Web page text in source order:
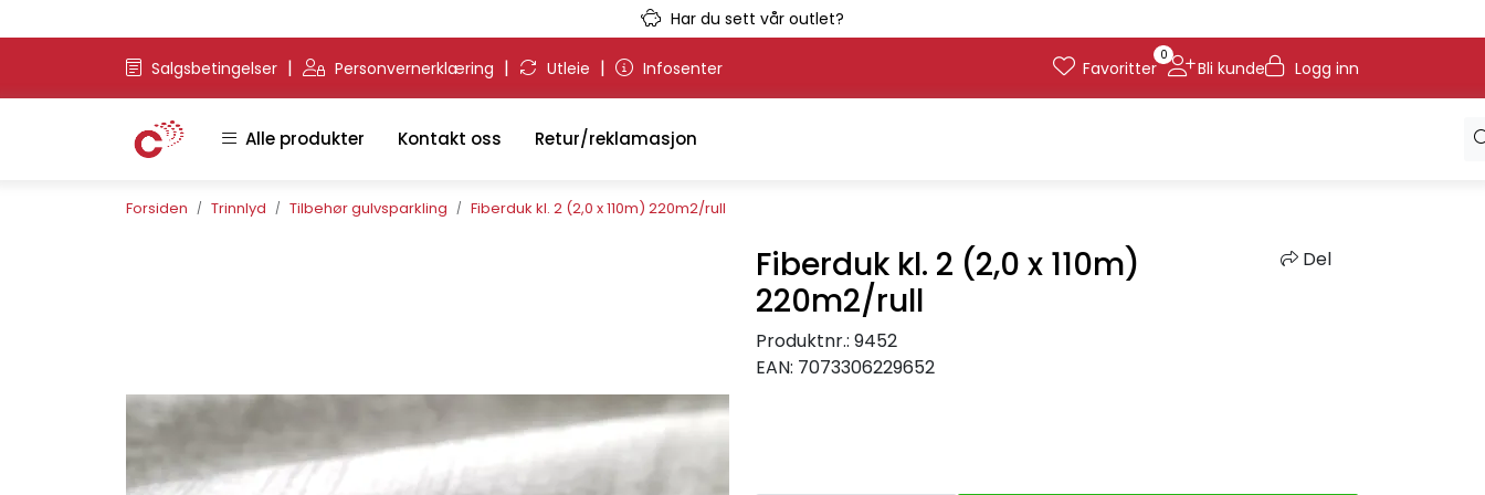
Har du sett vår outlet?
Salgsbetingelser | Personvernerklæring | Utleie | Infosenter
0
Favoritter Bli kunde Logg inn
Alle produkter Kontakt oss Retur/reklamasjon
Forsiden Trinnlyd Tilbehør gulvsparkling Fiberduk kl. 2 (2,0 x 110m) 220m2/rull
Fiberduk kl. 2 (2,0 x 110m)
220m2/rull
Produktnr.: 9452
EAN: 7073306229652
Del